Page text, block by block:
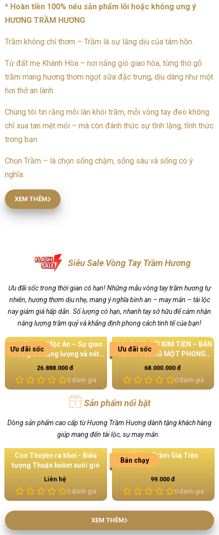
* Hoàn tiền 100% nếu sản phẩm lỗi hoặc không ưng ý
HƯƠNG TRẦM HƯƠNG
Trầm không chỉ thơm – Trầm là sự lắng dịu của tâm hồn.
Từ đất mẹ Khánh Hòa – nơi nắng gió giao hòa, từng thớ gỗ
trầm mang hương thơm ngọt sữa đặc trưng, dịu dàng như một
hơi thở an lành.
Chúng tôi tin rằng mỗi làn khói trầm, mỗi vòng tay đeo không
chỉ xua tan mệt mỏi – mà còn đánh thức sự tĩnh lặng, tỉnh thức
trong bạn.
Chọn Trầm – là chọn sống chậm, sống sâu và sống có ý
nghĩa.
XEM THÊM
Siêu Sale Vòng Tay Trầm Hương
Ưu đãi sốc trong thời gian có hạn! Những mẫu vòng tay trầm hương tự
nhiên, hương thơm dịu nhẹ, mang ý nghĩa bình an – may mắn – tài lộc
nay giảm giá hấp dẫn. Số lượng có hạn, nhanh tay sở hữu để cảm nhận
năng lượng trầm quý và khẳng định phong cách tinh tế của bạn!
– Sự giao
và nét
0 đánh giá
Ưu đãi sốc
NGỌC PHỤNG KIM TIỀN – BẢN
LĨNH TRONG MỘT PHONG
0 đánh giá
Ưu đãi sốc
THÁI CỬU BẢO
TRẦM KHÁNH
BẢN LỚN
Sản phẩm nổi bật
Dòng sản phẩm cao cấp từ Hương Trầm Hương dành tặng khách hàng
giúp mang đến tài lộc, sự may mắn.
Biểu
gió
giá
Bán chạy
Nhang Trầm Gia Tiên
0 đánh giá
Bán chạy
Trầm Nụ Cao Cấp -
XEM THÊM